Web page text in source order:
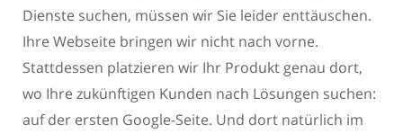
Dienste suchen, müssen wir Sie leider enttäuschen.
Ihre Webseite bringen wir nicht nach vorne.
Stattdessen platzieren wir Ihr Produkt genau dort,
wo Ihre zukünftigen Kunden nach Lösungen suchen:
auf der ersten Google-Seite. Und dort natürlich im